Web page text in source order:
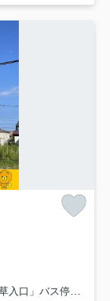
バス停下車 徒歩1分